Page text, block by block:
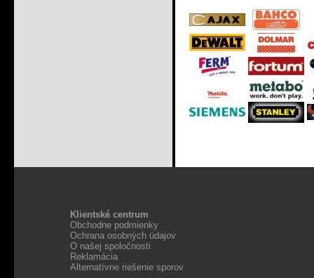
Klientské centrum
Obchodne podmienky
Ochrana osobných údajov
O našej spoločnosti
Reklamácia
Alternatívne riešenie sporov